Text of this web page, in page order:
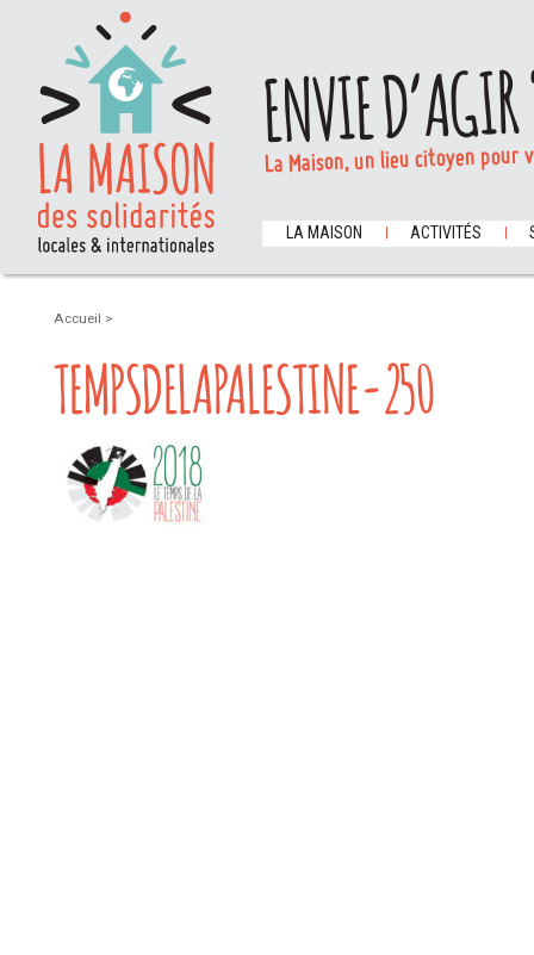
ENVIE
La Maison, un lieu citoyen
LA MAISON ACTIVITÉS
Accueil >
TEMPSDELAPALESTINE-250